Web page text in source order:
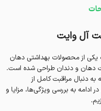
آل وایت
یکی از محصولات بهداشتی دهان
دهان و دندان طراحی شده است.
دنبال مراقبت کامل از
به بررسی ویژگی‌ها، مزایا و